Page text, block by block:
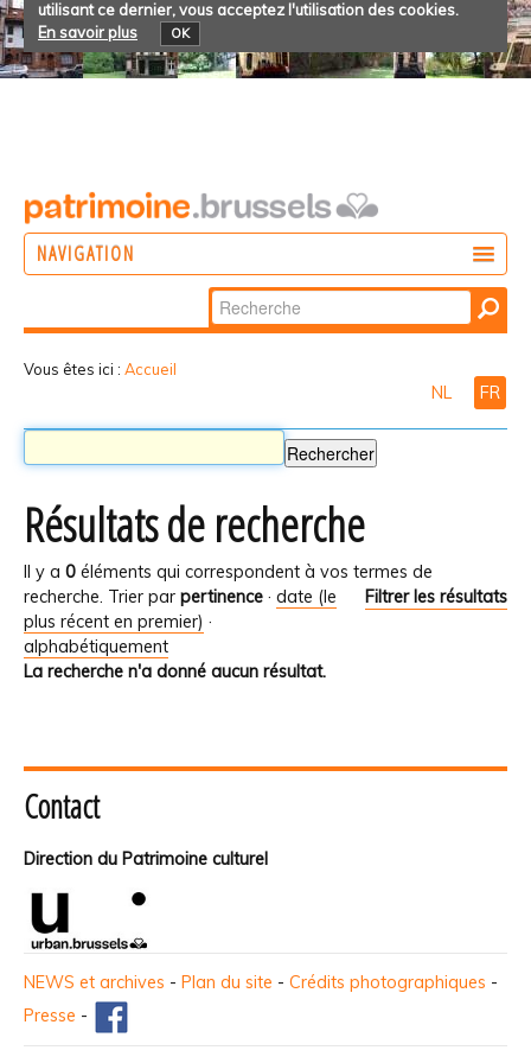
utilisant ce dernier, vous acceptez l'utilisation des cookies.
En savoir plus
OK
NAVIGATION
Chercher par
Recherche
Vous êtes ici : Accueil
NL FR
Résultats de recherche
Il y a 0 éléments qui correspondent à vos termes de
recherche.
Filtrer les résultats
Trier par pertinence · date (le
plus récent en premier) ·
alphabétiquement
La recherche n'a donné aucun résultat.
Contact
Direction du Patrimoine culturel
NEWS et archives - Plan du site - Crédits photographiques -
Presse -